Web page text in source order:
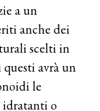
a un
anche dei
scelti in
questi avrà un
le
o